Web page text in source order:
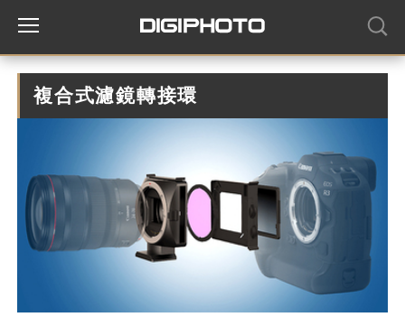
複合式濾鏡轉接環